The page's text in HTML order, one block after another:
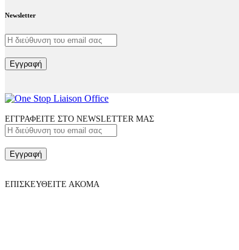
Newsletter
Εγγραφή
ΕΓΓΡΑΦΕΙΤΕ ΣΤΟ NEWSLETTER ΜΑΣ
Εγγραφή
ΕΠΙΣΚΕΥΘΕΙΤΕ ΑΚΟΜΑ